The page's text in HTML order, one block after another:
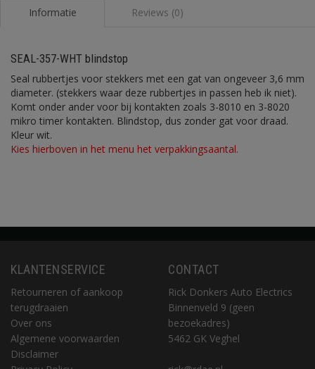
Informatie Reviews (0)
SEAL-357-WHT blindstop
Seal rubbertjes voor stekkers met een gat van ongeveer 3,6 mm
diameter. (stekkers waar deze rubbertjes in passen heb ik niet).
Komt onder ander voor bij kontakten zoals 3-8010 en 3-8020
mikro timer kontakten. Blindstop, dus zonder gat voor draad.
Kleur wit.
Kies hierboven in het menu het verpakkingsaantal.
KLANTENSERVICE
Retourneren of aankoop
terugdraaien
Over ons
Algemene voorwaarden
Disclaimer
CONTACT
Rick Donkers Auto Electrics
Binnenveld 9 (geen
bezoekadres)
5462 GK Veghel